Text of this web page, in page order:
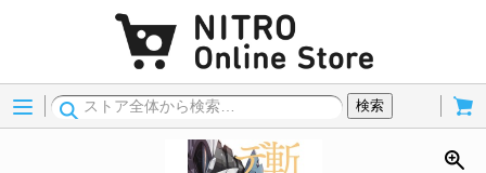
Menu
検索